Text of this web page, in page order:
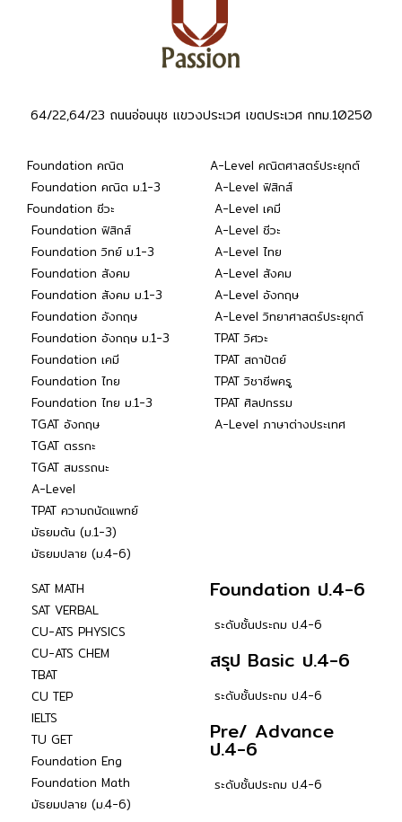
64/22,64/23 ถนนอ่อนนุช แขวงประเวศ เขตประเวศ กทม.10250
Foundation คณิต
Foundation คณิต ม.1-3
Foundation ชีวะ
Foundation ฟิสิกส์
Foundation วิทย์ ม.1-3
Foundation สังคม
Foundation สังคม ม.1-3
Foundation อังกฤษ
Foundation อังกฤษ ม.1-3
Foundation เคมี
Foundation ไทย
Foundation ไทย ม.1-3
TGAT อังกฤษ
TGAT ตรรกะ
TGAT สมรรถนะ
A-Level
TPAT ความถนัดแพทย์
มัธยมต้น (ม.1-3)
มัธยมปลาย (ม.4-6)
A-Level คณิตศาสตร์ประยุกต์
A-Level ฟิสิกส์
A-Level เคมี
A-Level ชีวะ
A-Level ไทย
A-Level สังคม
A-Level อังกฤษ
A-Level วิทยาศาสตร์ประยุกต์
TPAT วิศวะ
TPAT สถาปัตย์
TPAT วิชาชีพครู
TPAT ศิลปกรรม
A-Level ภาษาต่างประเทศ
SAT MATH
SAT VERBAL
CU-ATS PHYSICS
CU-ATS CHEM
TBAT
CU TEP
IELTS
TU GET
Foundation Eng
Foundation Math
มัธยมปลาย (ม.4-6)
Foundation ป.4-6
ระดับชั้นประถม ป.4-6
สรุป Basic ป.4-6
ระดับชั้นประถม ป.4-6
Pre/ Advance
ป.4-6
ระดับชั้นประถม ป.4-6